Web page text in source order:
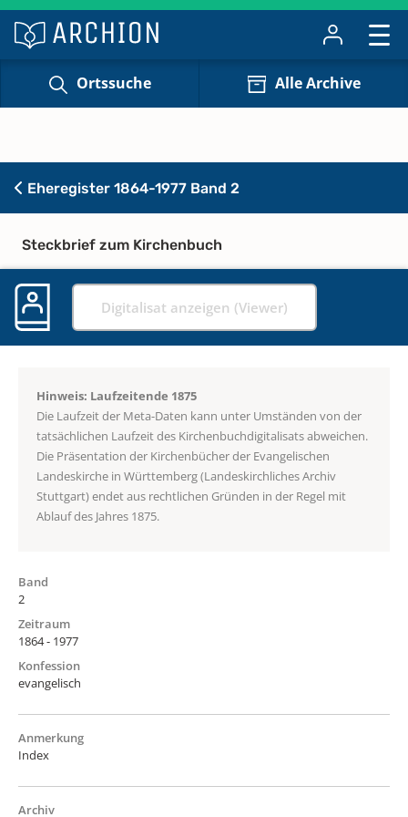
Ortssuche Alle Archive
Eheregister 1864-1977 Band 2
Steckbrief zum Kirchenbuch
Digitalisat anzeigen (Viewer)
Hinweis: Laufzeitende 1875
Die Laufzeit der Meta-Daten kann unter Umständen von der
tatsächlichen Laufzeit des Kirchenbuchdigitalisats abweichen.
Die Präsentation der Kirchenbücher der Evangelischen
Landeskirche in Württemberg (Landeskirchliches Archiv
Stuttgart) endet aus rechtlichen Gründen in der Regel mit
Ablauf des Jahres 1875.
Band
2
Zeitraum
1864 - 1977
Konfession
evangelisch
Anmerkung
Index
Archiv